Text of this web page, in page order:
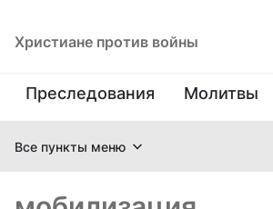
Христиане против войны
Преследования Молитвы
Все пункты меню